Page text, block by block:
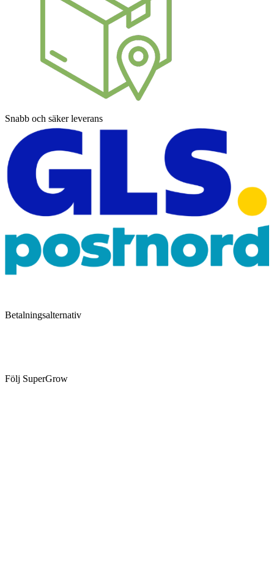
Snabb och säker leverans
Betalningsalternativ
Följ SuperGrow